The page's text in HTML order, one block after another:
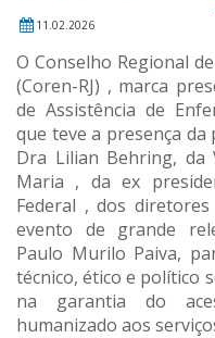
11.02.2026
O Conselho Regional
(Coren-RJ) , marca
de Assistência de
que teve a presença
Dra Lilian Behring, da
Maria , da ex
Federal , dos
evento de grande
Paulo Murilo Paiva,
técnico, ético e político
na garantia do
humanizado aos